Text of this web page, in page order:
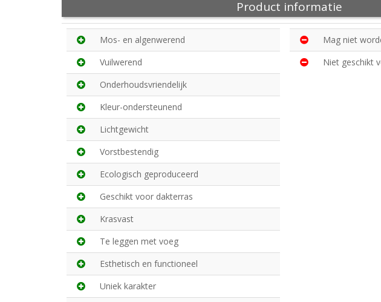
Product informatie
Mos- en algenwerend
Vuilwerend
Onderhoudsvriendelijk
Kleur-ondersteunend
Lichtgewicht
Vorstbestendig
Ecologisch geproduceerd
Geschikt voor dakterras
Krasvast
Te leggen met voeg
Esthetisch en functioneel
Uniek karakter
Mag niet
Niet geschikt